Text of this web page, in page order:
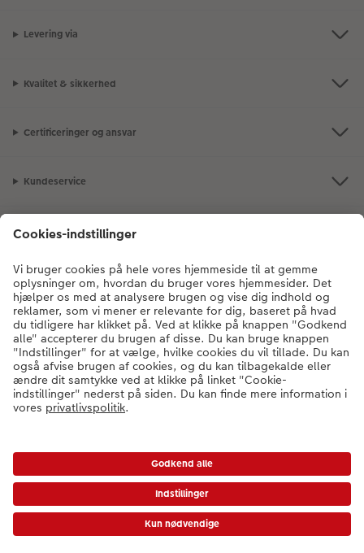
Levering via
Kvalitet & sikkerhed
Certificeringer og ansvar
Kundeservice
Om CEWE
Fotoprodukter
Andre produkter
78 79 78 03- Man-fre: 09:00-20:00 | Søn: 14:00-